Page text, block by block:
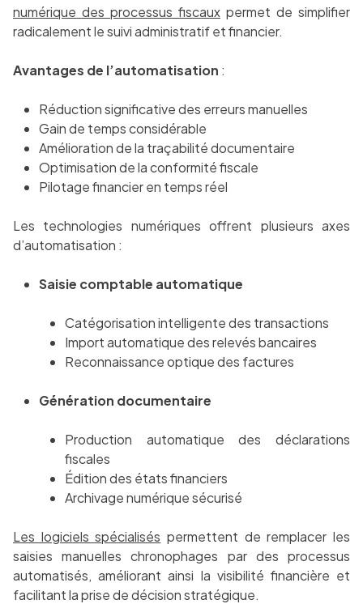
numérique des processus fiscaux permet de simplifier
radicalement le suivi administratif et financier.
Avantages de l’automatisation :
Réduction significative des erreurs manuelles
Gain de temps considérable
Amélioration de la traçabilité documentaire
Optimisation de la conformité fiscale
Pilotage financier en temps réel
Les technologies numériques offrent plusieurs axes
d’automatisation :
Saisie comptable automatique
Catégorisation intelligente des transactions
Import automatique des relevés bancaires
Reconnaissance optique des factures
Génération documentaire
Production automatique des déclarations
fiscales
Édition des états financiers
Archivage numérique sécurisé
Les logiciels spécialisés permettent de remplacer les
saisies manuelles chronophages par des processus
automatisés, améliorant ainsi la visibilité financière et
facilitant la prise de décision stratégique.